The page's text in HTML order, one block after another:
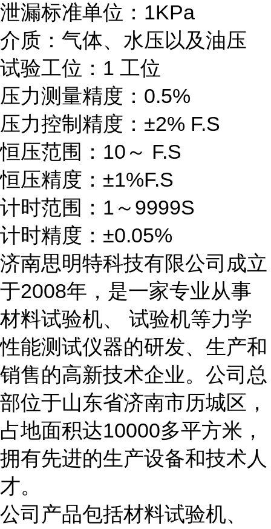
泄漏标准单位：1KPa
介质：气体、水压以及油压
试验工位：1 工位
压力测量精度：0.5%
压力控制精度：±2% F.S
恒压范围：10～ F.S
恒压精度：±1%F.S
计时范围：1～9999S
计时精度：±0.05%
济南思明特科技有限公司成立
于2008年，是一家专业从事
材料试验机、 试验机等力学
性能测试仪器的研发、生产和
销售的高新技术企业。公司总
部位于山东省济南市历城区，
占地面积达10000多平方米，
拥有先进的生产设备和技术人
才。
公司产品包括材料试验机、